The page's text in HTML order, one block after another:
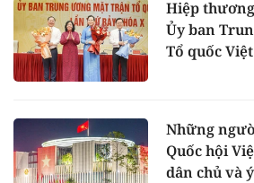
Hiệp
Ủy ban
Tổ quốc
Những
Quốc hội
dân chủ và